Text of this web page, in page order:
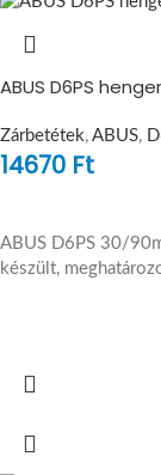
ABUS D6PS
Zárbetétek, ABUS,
14670 Ft
ABUS D6PS 30/
készült,